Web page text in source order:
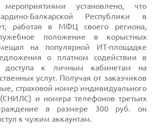
установлено, что
Балкарской Республики в
работая в МФЦ своего региона,
положение в корыстных
на популярной ИТ-площадке
о платном содействии в
доступа к личным кабинетам на
услуг. Получая от заказчиков
страховой номер индивидуального
(СНИЛС) и номера телефонов третьих
в размере 300 руб. он
к чужим аккаунтам.